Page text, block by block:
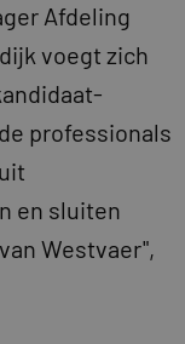
Afdeling
voegt zich
professionals
en sluiten
Westvaer",